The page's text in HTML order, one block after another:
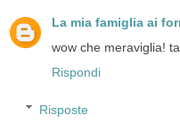
La mia famiglia ai
wow che meraviglia!
Rispondi
Risposte